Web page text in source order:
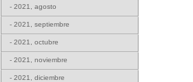
- 2021, agosto
- 2021, septiembre
- 2021, octubre
- 2021, noviembre
- 2021, diciembre